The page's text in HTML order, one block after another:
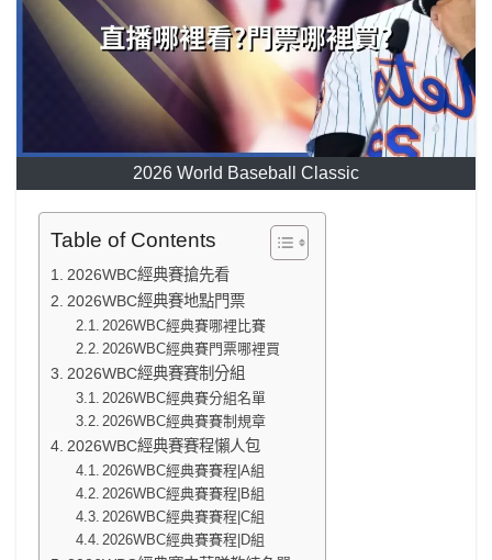
2026 World Baseball Classic
Table of Contents
2026WBC經典賽搶先看
2026WBC經典賽地點門票
2026WBC經典賽哪裡比賽
2026WBC經典賽門票哪裡買
2026WBC經典賽賽制分組
2026WBC經典賽分組名單
2026WBC經典賽賽制規章
2026WBC經典賽賽程懶人包
2026WBC經典賽賽程|A組
2026WBC經典賽賽程|B組
2026WBC經典賽賽程|C組
2026WBC經典賽賽程|D組